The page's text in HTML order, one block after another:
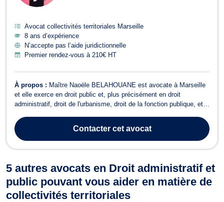
Avocat collectivités territoriales Marseille
8 ans d’expérience
N’accepte pas l’aide juridictionnelle
Premier rendez-vous à 210€ HT
À propos : Maître Naoële BELAHOUANE est avocate à Marseille
et elle exerce en droit public et, plus précisément en droit
administratif, droit de l'urbanisme, droit de la fonction publique, et
public, Maître Naoële BELAHOUANE traite les litiges relevant du
droit administ...
Contactercet avocat
5 autres avocats en Droit administratif et
public pouvant vous aider en matière de
collectivités territoriales